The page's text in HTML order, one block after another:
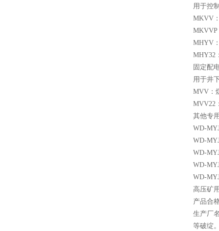
用于控
MKVV
MKVVP
MHYV
MHY32
固定配
用于井
MVV：
MVV22
其他专
WD-
WD-
WD-
WD-
WD-
高压矿
产品合
生产厂
等破绽